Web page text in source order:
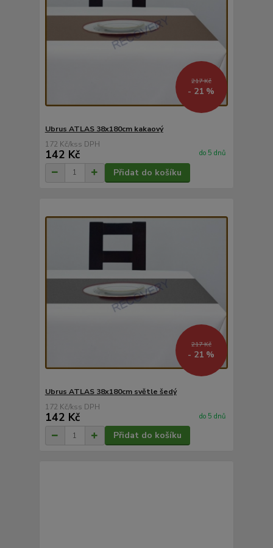
217 Kč
- 21 %
Ubrus ATLAS 38x180cm kakaový
172 Kč/ks
142 Kč do 5 dnů
Přidat do košíku
217 Kč
- 21 %
Ubrus ATLAS 38x180cm světle šedý
172 Kč/ks
142 Kč do 5 dnů
Přidat do košíku